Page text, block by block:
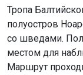
Тропа
полуостров
со шведами.
местом для
Маршрут